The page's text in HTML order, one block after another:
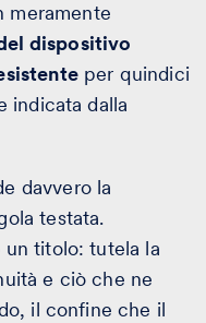
meramente
dispositivo
per quindici
indicata dalla
davvero la
testata.
un titolo: tutela la
e ciò che ne
il confine che il